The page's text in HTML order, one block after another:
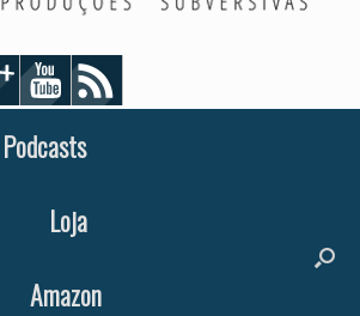
Podcasts
Loja
Amazon